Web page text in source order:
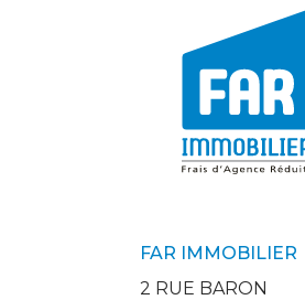
FAR IMMOBILIER
2 RUE BARON